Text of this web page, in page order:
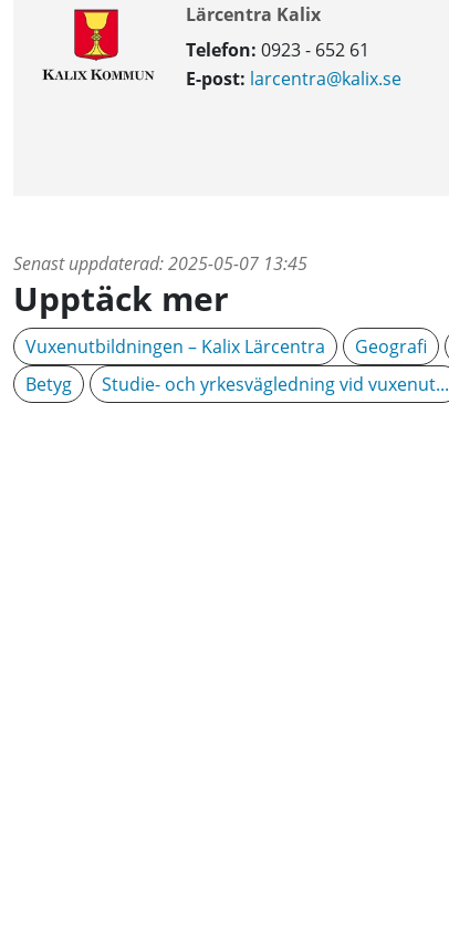
Lärcentra Kalix
Telefon: 0923 - 652 61
E-post: larcentra@kalix.se
Senast uppdaterad:2025-05-07 13:45
Upptäck mer
Vuxenutbildningen – Kalix Lärcentra Geografi
Betyg
Studie- och yrkesvägledning vid vuxenut...